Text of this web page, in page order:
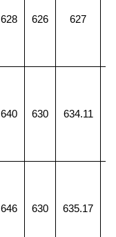
628 626 627
640 630 634.11
646 630 635.17